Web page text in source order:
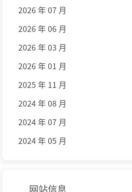
2026 年 07 月
2026 年 06 月
2026 年 03 月
2026 年 01 月
2025 年 11 月
2024 年 08 月
2024 年 07 月
2024 年 05 月
网站信息